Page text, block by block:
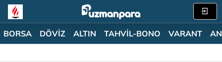
BORSA DÖVİZ ALTIN TAHVİL-BONO VARANT